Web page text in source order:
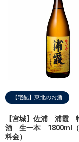
【宅配】東北のお酒
【宮城】佐浦 浦霞
酒 生一本 1800ml（
料金）